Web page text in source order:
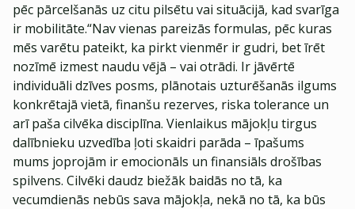
pēc pārcelšanās uz citu pilsētu vai situācijā, kad svarīga
ir mobilitāte.“Nav vienas pareizās formulas, pēc kuras
mēs varētu pateikt, ka pirkt vienmēr ir gudri, bet īrēt
nozīmē izmest naudu vējā – vai otrādi. Ir jāvērtē
individuāli dzīves posms, plānotais uzturēšanās ilgums
konkrētajā vietā, finanšu rezerves, riska tolerance un
arī paša cilvēka disciplīna. Vienlaikus mājokļu tirgus
dalībnieku uzvedība ļoti skaidri parāda – īpašums
mums joprojām ir emocionāls un finansiāls drošības
spilvens. Cilvēki daudz biežāk baidās no tā, ka
vecumdienās nebūs sava mājokļa, nekā no tā, ka būs